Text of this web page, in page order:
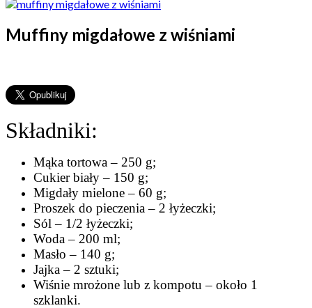
Muffiny migdałowe z wiśniami
Składniki:
Mąka tortowa – 250 g;
Cukier biały – 150 g;
Migdały mielone – 60 g;
Proszek do pieczenia – 2 łyżeczki;
Sól – 1/2 łyżeczki;
Woda – 200 ml;
Masło – 140 g;
Jajka – 2 sztuki;
Wiśnie mrożone lub z kompotu – około 1
szklanki.